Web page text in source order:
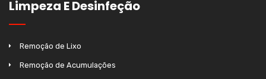
Limpeza E Desinfeção
Remoção de Lixo
Remoção de Acumulações